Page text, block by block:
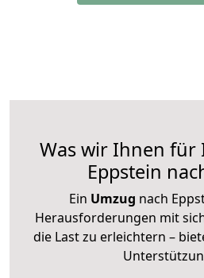
Was wir Ihnen für
Eppstein
Ein Umzug nach
Herausforderungen mit
die Last zu erleichtern –